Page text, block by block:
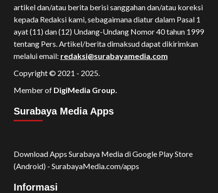
artikel dan/atau berita berisi sanggahan dan/atau koreksi
kepada Redaksi kami, sebagaimana diatur dalam Pasal 1
ayat (11) dan (12) Undang-Undang Nomor 40 tahun 1999
tentang Pers. Artikel/berita dimaksud dapat dikirimkan
melalui email: redaksi@surabayamedia.com
Copyright © 2021 - 2025.
Member of DigiMedia Group.
Surabaya Media Apps
Download Apps Surabaya Media di Google Play Store
(Android) - SurabayaMedia.com/apps
Informasi